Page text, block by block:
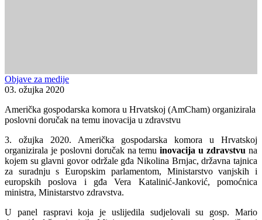
Objave za medije
03. ožujka 2020
Američka gospodarska komora u Hrvatskoj (AmCham) organizirala
poslovni doručak na temu inovacija u zdravstvu
3. ožujka 2020. Američka gospodarska komora u Hrvatskoj
organizirala je poslovni doručak na temuinovacija u zdravstvu na
kojem su glavni govor održale gđa Nikolina Brnjac, državna tajnica
za suradnju s Europskim parlamentom, Ministarstvo vanjskih i
europskih poslova i gđa Vera Katalinić-Janković, pomoćnica
ministra, Ministarstvo zdravstva.
U panel raspravi koja je uslijedila sudjelovali su gosp. Mario